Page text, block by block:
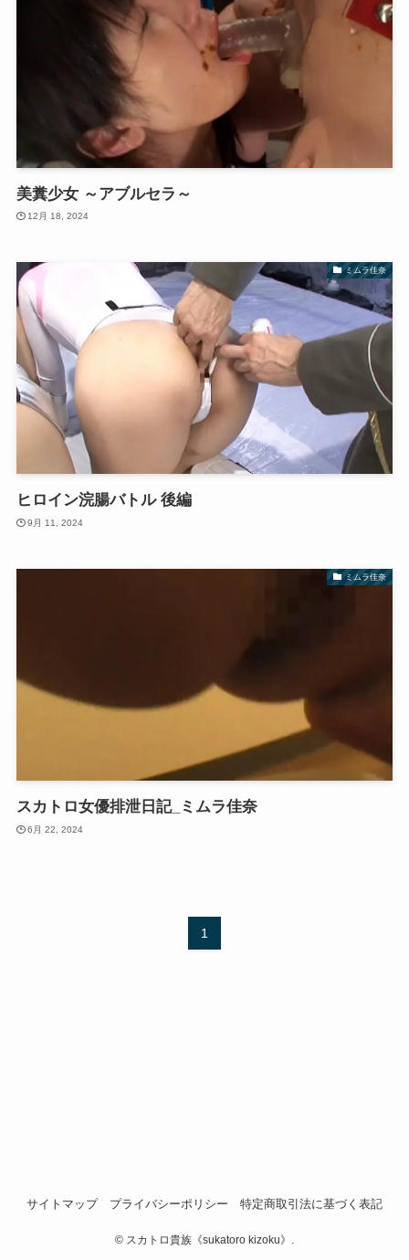
美糞少女 ～アブルセラ～
12月 18, 2024
ミムラ佳奈
ヒロイン浣腸バトル 後編
9月 11, 2024
ミムラ佳奈
スカトロ女優排泄日記_ミムラ佳奈
6月 22, 2024
1
サイトマップ プライバシーポリシー 特定商取引法に基づく表記
© スカトロ貴族《sukatoro kizoku》.